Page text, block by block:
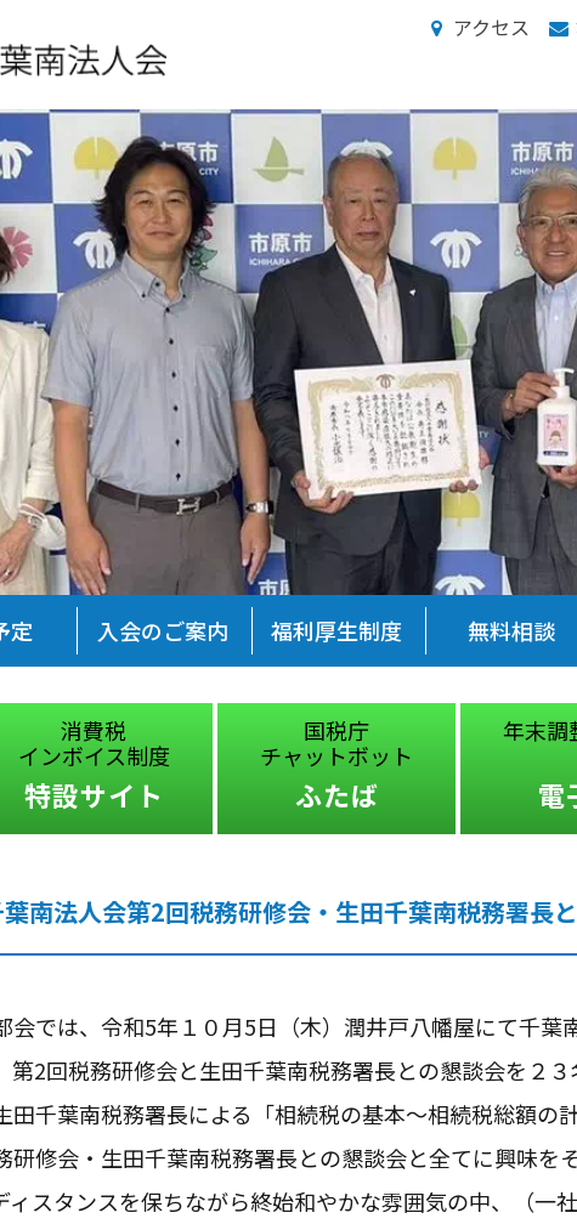
アクセス
定 入会のご案内 福利厚生制度 無料相談
イス制度
サイト
チャットボット
ふたば
年末調整手続
電子化
南法人会第2回税務研修会・生田千葉南税務署長
会では、令和5年１０月5日（木）潤井戸八幡屋にて千葉
第2回税務研修会と生田千葉南税務署長との懇談会を２
田千葉南税務署長による「相続税の基本〜相続税総額の
研修会・生田千葉南税務署長との懇談会と全てに興味を
ィスタンスを保ちながら終始和やかな雰囲気の中、（一